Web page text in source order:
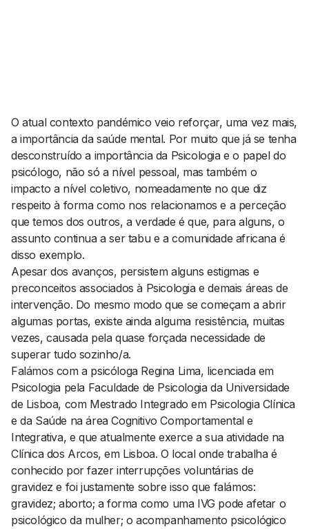
EMAIL
GERAL@BANTUMEN.COM
WHATSAPP
+351 912 127 577
Pesquisar
O atual contexto pandémico veio reforçar, uma vez mais,
a importância da saúde mental. Por muito que já se tenha
desconstruído a importância da Psicologia e o papel do
psicólogo, não só a nível pessoal, mas também o
impacto a nível coletivo, nomeadamente no que diz
respeito à forma como nos relacionamos e a perceção
que temos dos outros, a verdade é que, para alguns, o
assunto continua a ser tabu e a comunidade africana é
disso exemplo.
Apesar dos avanços, persistem alguns estigmas e
preconceitos associados à Psicologia e demais áreas de
intervenção. Do mesmo modo que se começam a abrir
algumas portas, existe ainda alguma resistência, muitas
vezes, causada pela quase forçada necessidade de
superar tudo sozinho/a.
Falámos com a psicóloga Regina Lima, licenciada em
Psicologia pela Faculdade de Psicologia da Universidade
de Lisboa, com Mestrado Integrado em Psicologia Clínica
e da Saúde na área Cognitivo Comportamental e
Integrativa, e que atualmente exerce a sua atividade na
Clínica dos Arcos, em Lisboa. O local onde trabalha é
conhecido por fazer interrupções voluntárias de
gravidez e foi justamente sobre isso que falámos:
gravidez; aborto; a forma como uma IVG pode afetar o
psicológico da mulher; o acompanhamento psicológico